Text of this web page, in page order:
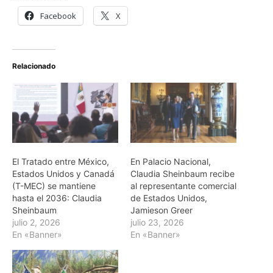
Facebook X
Relacionado
El Tratado entre México,
Estados Unidos y Canadá
(T-MEC) se mantiene
hasta el 2036: Claudia
Sheinbaum
julio 2, 2026
En «Banner»
En Palacio Nacional,
Claudia Sheinbaum recibe
al representante comercial
de Estados Unidos,
Jamieson Greer
julio 23, 2026
En «Banner»